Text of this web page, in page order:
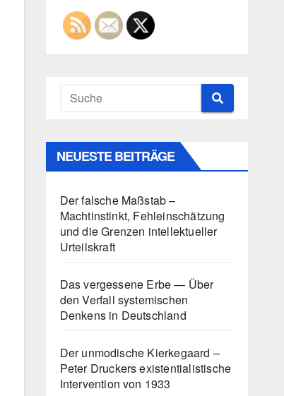
NEUESTE BEITRÄGE
Der falsche Maßstab –
Machtinstinkt, Fehleinschätzung
und die Grenzen intellektueller
Urteilskraft
Das vergessene Erbe — Über
den Verfall systemischen
Denkens in Deutschland
Der unmodische Kierkegaard –
Peter Druckers existentialistische
Intervention von 1933